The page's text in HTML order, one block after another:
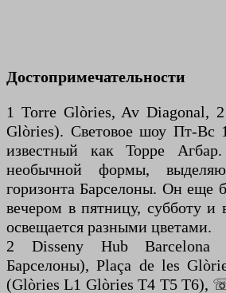
Достопримечательности
1 Torre Glòries, Av Diagonal,
Glòries). Световое шоу Пт-Вс
известный как Торре
необычной формы,
горизонта Барселоны. Он еще
вечером в пятницу, субботу и
освещается разными цветами.
2 Disseny Hub Barcelona
Барселоны), Plaça de les
(Glòries L1 Glòries T4 T5 T6),